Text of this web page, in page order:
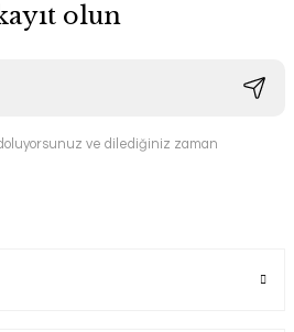
olun
ve dilediğiniz zaman